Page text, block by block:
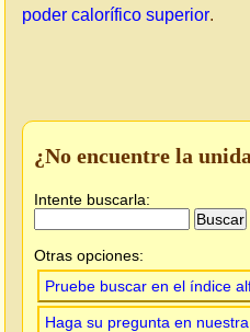
poder calorífico superior.
¿No encuentre la
Intente buscarla:
Otras opciones:
Pruebe buscar en el índice
Haga su pregunta en